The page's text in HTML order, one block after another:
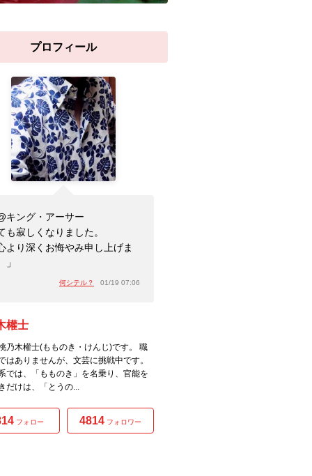
プロフィール
キング・アーサー
も寂しくなりました。
より深くお悔やみ申し上げま
」
何シテル？ 01/19 07:06
權士
乃木權士(もものき・けんじ)です。 職
はありませんが、文芸に挑戦中です。
では、「もものき」を名乗り、官能を
だけは、「とうの...
フォロー 4814 フォロワー